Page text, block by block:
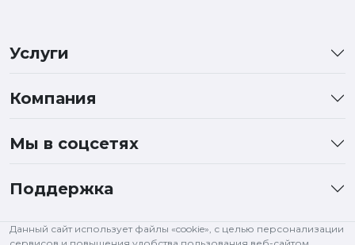
Услуги
Компания
Мы в соцсетях
Поддержка
Данный сайт использует файлы «cookie», с целью персонализации